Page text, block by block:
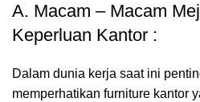
A. Macam – Macam
Keperluan Kantor :
Dalam dunia kerja saat ini
memperhatikan furniture kantor